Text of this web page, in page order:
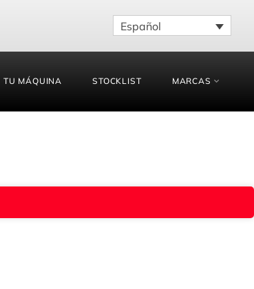
Español
TU MÁQUINA STOCKLIST MARCAS